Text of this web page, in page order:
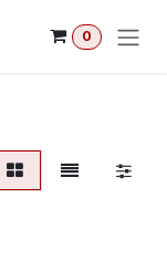
0